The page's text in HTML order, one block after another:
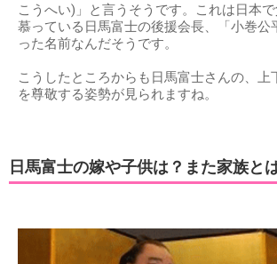
こうへい)」と言うそうです。これは日本
慕っている日馬富士の後援会長、「小巻公
った名前なんだそうです。
こうしたところからも日馬富士さんの、上
を尊敬する姿勢が見られますね。
日馬富士の嫁や子供は？また家族と